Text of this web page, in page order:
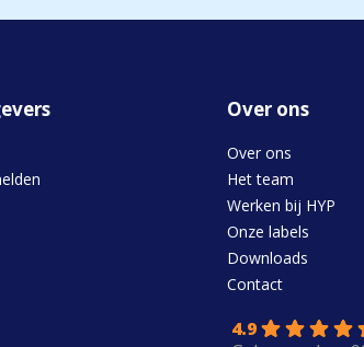
Over ons
Over ons
Het team
Werken bij HYP
Onze labels
Downloads
Contact
4.9